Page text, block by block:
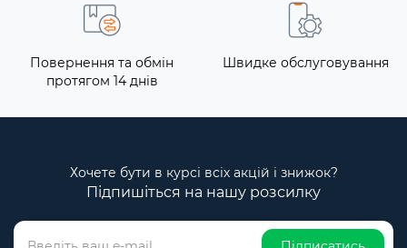
Повернення та обмін
протягом 14 днів
Швидке обслуговування
Хочете бути в курсі всіх акцій і знижок?
Підпишіться на нашу розсилку